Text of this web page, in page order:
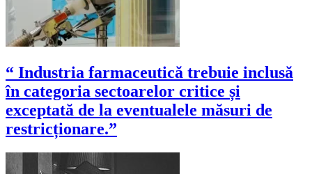
“ Industria farmaceutică trebuie inclusă
în categoria sectoarelor critice și
exceptată de la eventualele măsuri de
restricționare.”